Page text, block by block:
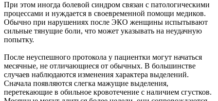
При этом иногда болевой синдром связан с патологическими
процессами и нуждается в своевременной помощи медиков.
Обычно при нарушениях после ЭКО женщины испытывают
сильные тянущие боли, что может указывать на неудачную
попытку.
После неуспешного протокола у пациентки могут начаться
месячные, не отличающиеся от обычных. В большинстве
случаев наблюдаются изменения характера выделений.
Сначала появляются слегка мажущие выделения,
перетекающие в обильное кровотечение с наличием сгустков.